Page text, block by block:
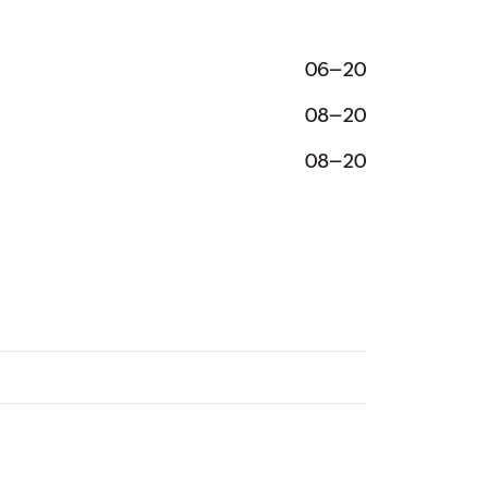
06–20
08–20
08–20